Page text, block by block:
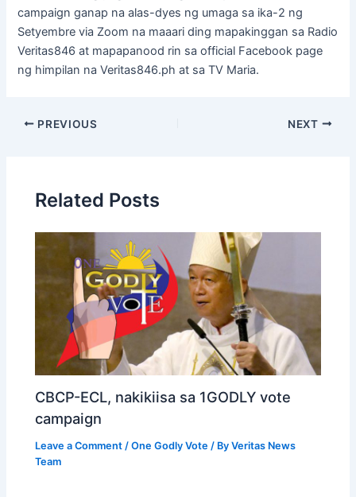
campaign ganap na alas-dyes ng umaga sa ika-2 ng
Setyembre via Zoom na maaari ding mapakinggan sa Radio
Veritas846 at mapapanood rin sa official Facebook page
ng himpilan na Veritas846.ph at sa TV Maria.
PREVIOUS NEXT
Related Posts
CBCP-ECL, nakikiisa sa 1GODLY vote
campaign
Leave a Comment /One Godly Vote / ByVeritas News
Team